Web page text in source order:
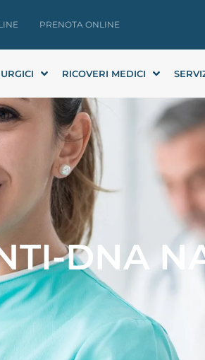
PRENOTA ONLINE
RICOVERI MEDICI
DNA